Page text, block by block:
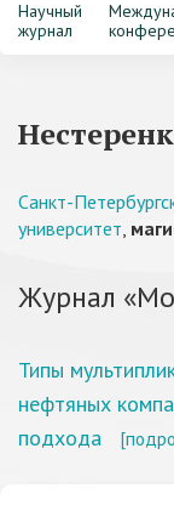
Научный
журнал
Санкт-
университет,
Журнал
Типы
нефтяных
подхода